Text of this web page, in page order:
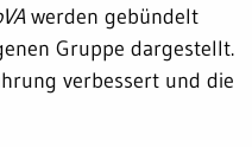
werden gebündelt
Gruppe dargestellt.
verbessert und die